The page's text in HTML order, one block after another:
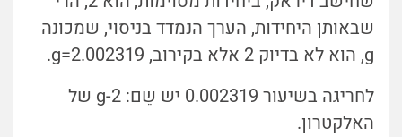
שבאותן היחידות, הערך הנמדד בניסוי, שמכונה
g, הוא לא בדיוק 2 אלא בקירוב,
g=2.002319.
לחריגה בשיעור 0.002319 יש שֵם: g-2 של
האלקטרון.